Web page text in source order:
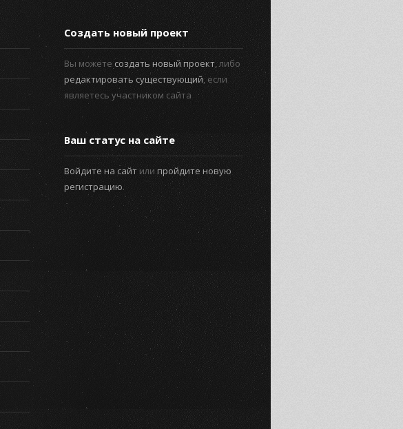
Создать новый проект
Вы можете создать новый проект, либо
редактировать существующий, если
являетесь участником сайта
Ваш статус на сайте
Войдите на сайт или пройдите новую
регистрацию.